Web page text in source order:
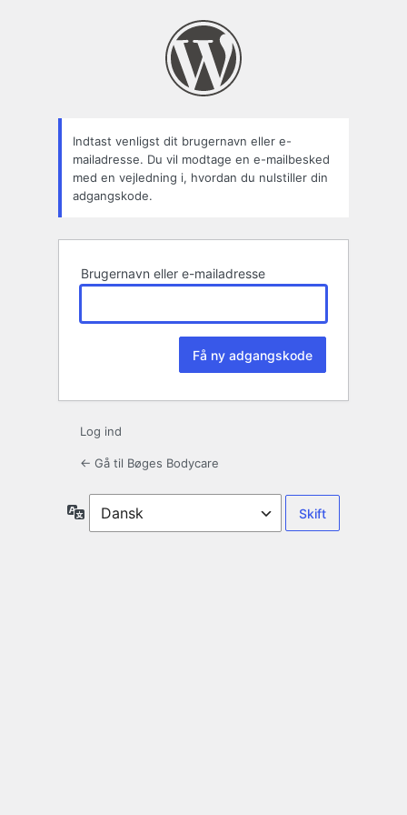
Indtast venligst dit brugernavn eller e-
mailadresse. Du vil modtage en e-mailbesked
med en vejledning i, hvordan du nulstiller din
adgangskode.
Brugernavn eller e-mailadresse
Log ind
← Gå til Bøges Bodycare
Sprog